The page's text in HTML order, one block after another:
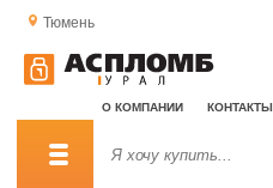
Тюмень
О КОМПАНИИ КОНТАКТЫ